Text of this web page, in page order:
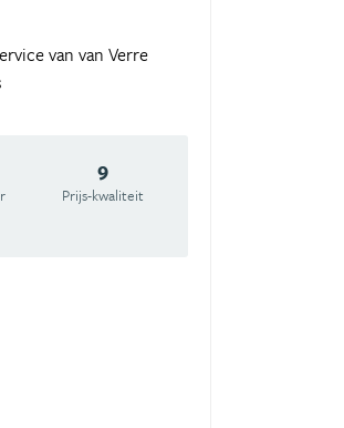
van van Verre
9
Prijs-kwaliteit